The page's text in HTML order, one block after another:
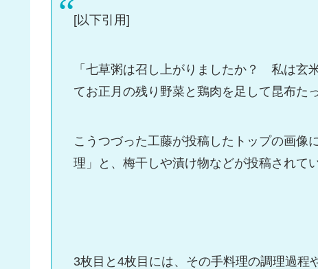
[以下引用]
「七草粥は召し上がりましたか？ 私は
てお正月の残り野菜と鶏肉を足して昆布
こうつづった工藤が投稿したトップの画像
理」と、梅干しや漬け物などが投稿されてい
3枚目と4枚目には、その手料理の調理過程